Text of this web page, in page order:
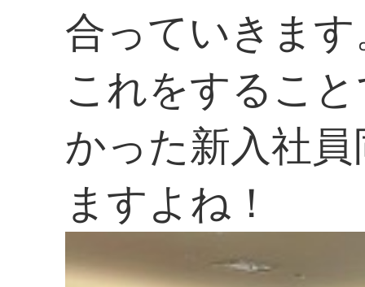
合っていきます
これをするこ
かった新入社
ますよね！